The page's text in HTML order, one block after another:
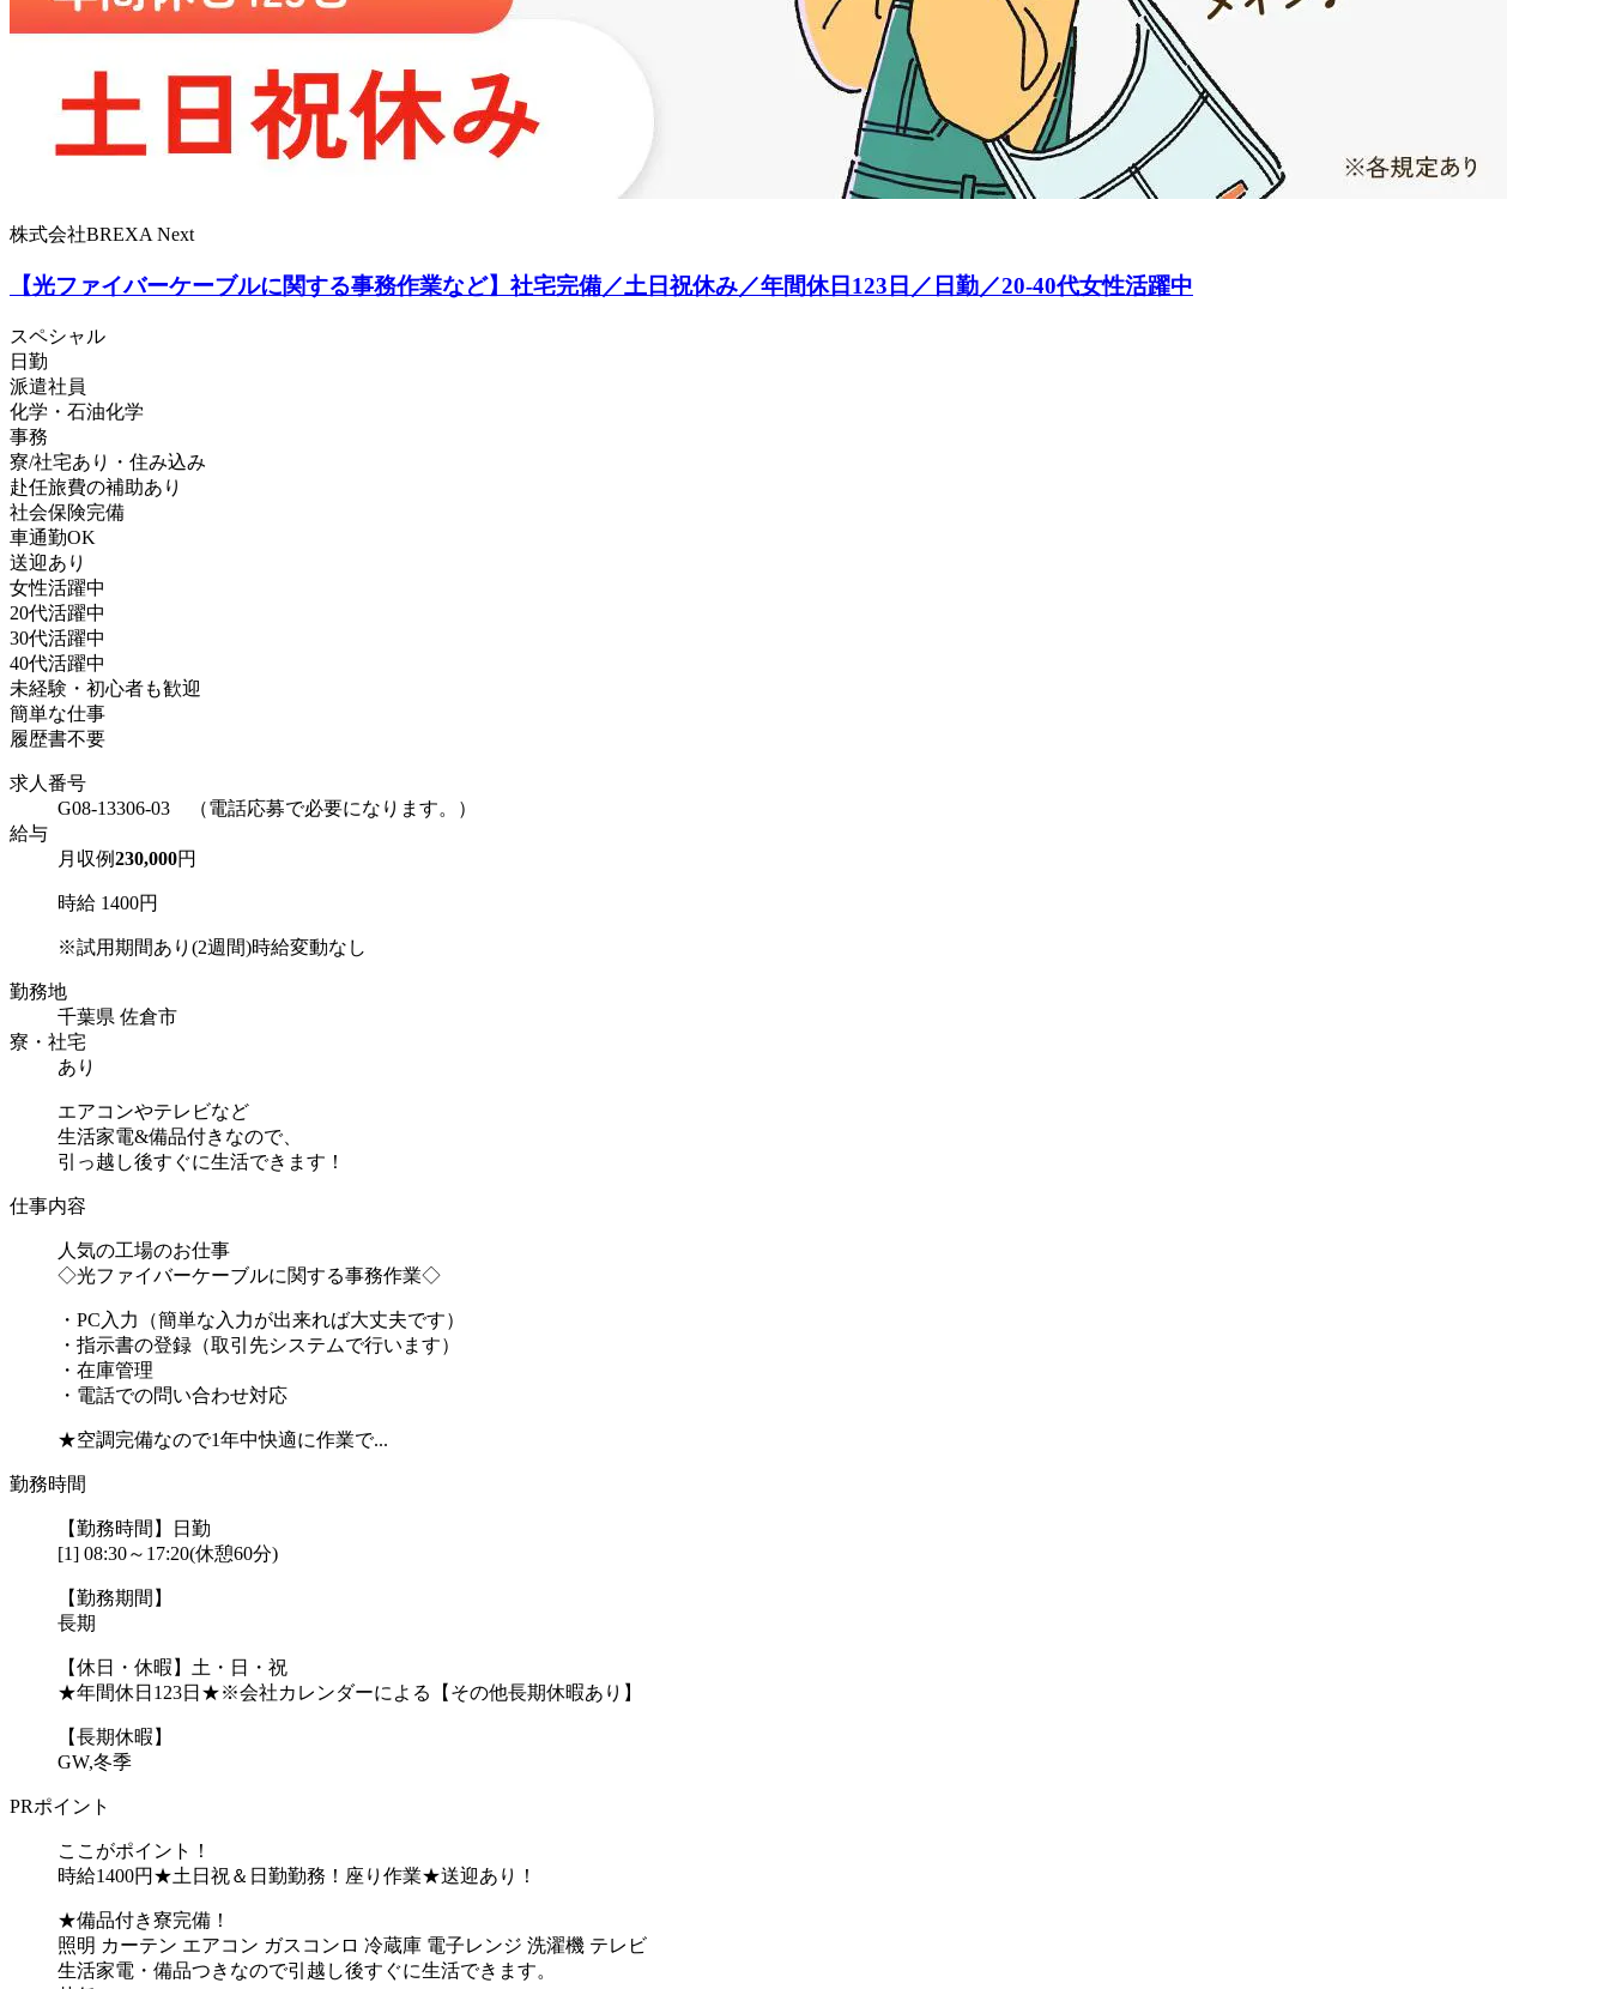
株式会社BREXA Next
【光ファイバーケーブルに関する事務作業など】社宅完備／土日祝休み／年間休日123日／日勤／20-40代女性活躍中
スペシャル
日勤
派遣社員
化学・石油化学
事務
寮/社宅あり・住み込み
赴任旅費の補助あり
社会保険完備
車通勤OK
送迎あり
女性活躍中
20代活躍中
30代活躍中
40代活躍中
未経験・初心者も歓迎
簡単な仕事
履歴書不要
求人番号
G08-13306-03 （電話応募で必要になります。）
給与
月収例230,000円
時給 1400円
※試用期間あり(2週間)時給変動なし
勤務地
千葉県 佐倉市
寮・社宅
あり
エアコンやテレビなど
生活家電&備品付きなので、
引っ越し後すぐに生活できます！
仕事内容
人気の工場のお仕事
◇光ファイバーケーブルに関する事務作業◇
・PC入力（簡単な入力が出来れば大丈夫です）
・指示書の登録（取引先システムで行います）
・在庫管理
・電話での問い合わせ対応
★空調完備なので1年中快適に作業で...
勤務時間
【勤務時間】日勤
[1] 08:30～17:20(休憩60分)
【勤務期間】
長期
【休日・休暇】土・日・祝
★年間休日123日★※会社カレンダーによる【その他長期休暇あり】
【長期休暇】
GW,冬季
PRポイント
ここがポイント！
時給1400円★土日祝＆日勤勤務！座り作業★送迎あり！
★備品付き寮完備！
照明 カーテン エアコン ガスコンロ 冷蔵庫 電子レンジ 洗濯機 テレビ
生活家電・備品つきなので引越し後すぐに生活できます。